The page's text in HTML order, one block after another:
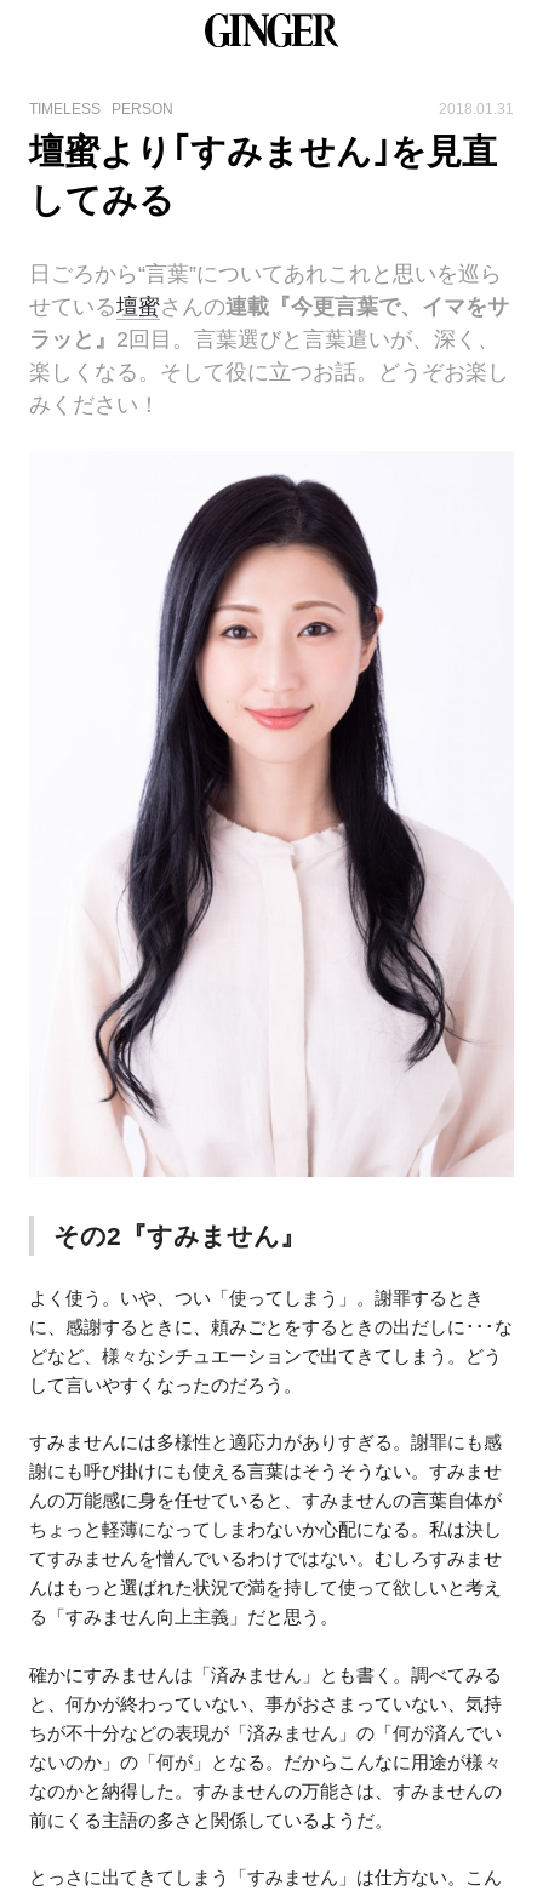
TIMELESS PERSON 2018.01.31
壇蜜より｢すみません｣を見直
してみる
日ごろから“言葉”についてあれこれと思いを巡ら
せている壇蜜さんの連載『今更言葉で、イマをサ
ラッと』 2回目。言葉選びと言葉遣いが、深く、
楽しくなる。そして役に立つお話。どうぞお楽し
みください！
その2『すみません』
よく使う。いや、つい「使ってしまう」。謝罪するとき
に、感謝するときに、頼みごとをするときの出だしに･･･な
どなど、様々なシチュエーションで出てきてしまう。どう
して言いやすくなったのだろう。
すみませんには多様性と適応力がありすぎる。謝罪にも感
謝にも呼び掛けにも使える言葉はそうそうない。すみませ
んの万能感に身を任せていると、すみませんの言葉自体が
ちょっと軽薄になってしまわないか心配になる。私は決し
てすみませんを憎んでいるわけではない。むしろすみませ
んはもっと選ばれた状況で満を持して使って欲しいと考え
る「すみません向上主義」だと思う。
確かにすみませんは「済みません」とも書く。調べてみる
と、何かが終わっていない、事がおさまっていない、気持
ちが不十分などの表現が「済みません」の「何が済んでい
ないのか」の「何が」となる。だからこんなに用途が様々
なのかと納得した。すみませんの万能さは、すみませんの
前にくる主語の多さと関係しているようだ。
とっさに出てきてしまう「すみません」は仕方ない。こん